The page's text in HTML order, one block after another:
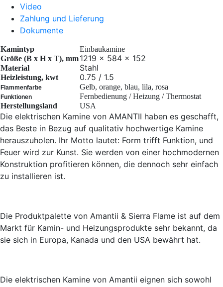
Video
Zahlung und Lieferung
Dokumente
Kamintyp
Einbaukamine
Größe (B x H x T), mm1219 x 584 x 152
Material Stahl
Heizleistung, kwt 0.75 / 1.5
Flammenfarbe Gelb, orange, blau, lila, rosa
Funktionen
Fernbedienung / Heizung / Thermostat
Herstellungsland
USA
Die elektrischen Kamine von AMANTII haben es geschafft,
das Beste in Bezug auf qualitativ hochwertige Kamine
herauszuholen. Ihr Motto lautet: Form trifft Funktion, und
Feuer wird zur Kunst. Sie werden von einer hochmodernen
Konstruktion profitieren können, die dennoch sehr einfach
zu installieren ist.
Die Produktpalette von Amantii & Sierra Flame ist auf dem
Markt für Kamin- und Heizungsprodukte sehr bekannt, da
sie sich in Europa, Kanada und den USA bewährt hat.
Die elektrischen Kamine von Amantii eignen sich sowohl